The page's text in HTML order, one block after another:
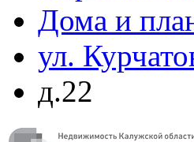
Дома и
ул.
д.22